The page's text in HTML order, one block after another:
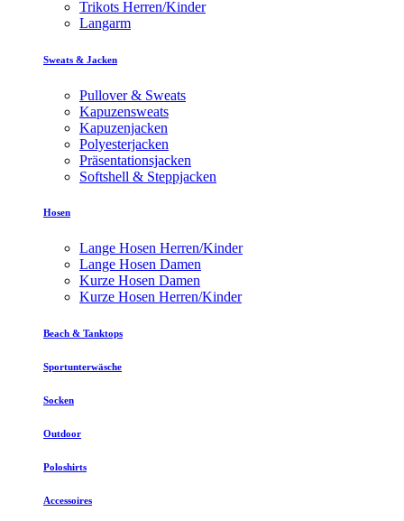
Trikots Herren/Kinder
Langarm
Sweats & Jacken
Pullover & Sweats
Kapuzensweats
Kapuzenjacken
Polyesterjacken
Präsentationsjacken
Softshell & Steppjacken
Hosen
Lange Hosen Herren/Kinder
Lange Hosen Damen
Kurze Hosen Damen
Kurze Hosen Herren/Kinder
Beach & Tanktops
Sportunterwäsche
Socken
Outdoor
Poloshirts
Accessoires